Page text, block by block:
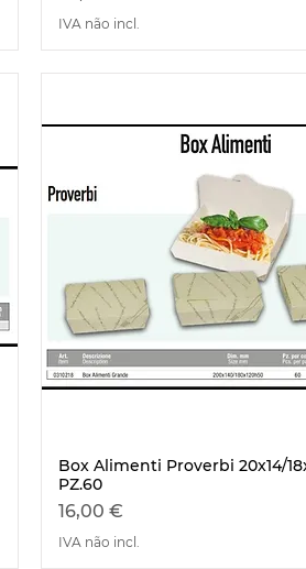
IVA não incl.
Visualização rápida
Box Alimenti Proverbi 20x14/
PZ.60
Preço
16,00 €
IVA não incl.